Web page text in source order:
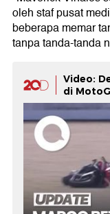
oleh staf pusat
beberapa memar
tanpa tanda-tanda
Video:
di